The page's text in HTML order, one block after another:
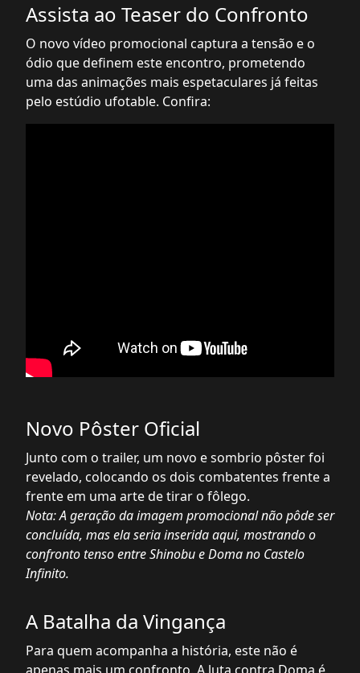
Assista ao Teaser do Confronto
O novo vídeo promocional captura a tensão e o
ódio que definem este encontro, prometendo
uma das animações mais espetaculares já feitas
pelo estúdio ufotable. Confira:
Novo Pôster Oficial
Junto com o trailer, um novo e sombrio pôster foi
revelado, colocando os dois combatentes frente a
frente em uma arte de tirar o fôlego.
Nota: A geração da imagem promocional não pôde ser
concluída, mas ela seria inserida aqui, mostrando o
confronto tenso entre Shinobu e Doma no Castelo
Infinito.
A Batalha da Vingança
Para quem acompanha a história, este não é